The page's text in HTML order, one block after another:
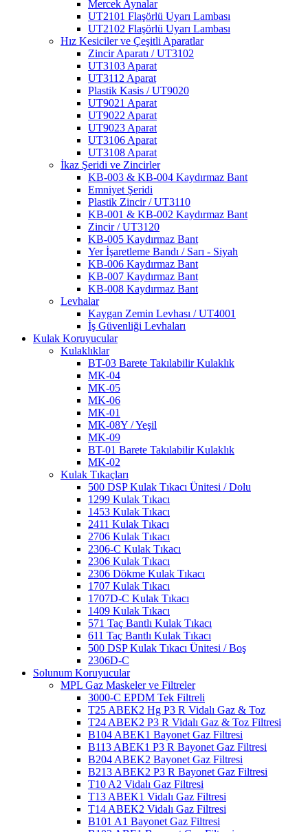
Mercek Aynalar
UT2101 Flaşörlü Uyarı Lambası
UT2102 Flaşörlü Uyarı Lambası
Hız Kesiciler ve Çeşitli Aparatlar
Zincir Aparatı / UT3102
UT3103 Aparat
UT3112 Aparat
Plastik Kasis / UT9020
UT9021 Aparat
UT9022 Aparat
UT9023 Aparat
UT3106 Aparat
UT3108 Aparat
İkaz Şeridi ve Zincirler
KB-003 & KB-004 Kaydırmaz Bant
Emniyet Şeridi
Plastik Zincir / UT3110
KB-001 & KB-002 Kaydırmaz Bant
Zincir / UT3120
KB-005 Kaydırmaz Bant
Yer İşaretleme Bandı / Sarı - Siyah
KB-006 Kaydırmaz Bant
KB-007 Kaydırmaz Bant
KB-008 Kaydırmaz Bant
Levhalar
Kaygan Zemin Levhası / UT4001
İş Güvenliği Levhaları
Kulak Koruyucular
Kulaklıklar
BT-03 Barete Takılabilir Kulaklık
MK-04
MK-05
MK-06
MK-01
MK-08Y / Yeşil
MK-09
BT-01 Barete Takılabilir Kulaklık
MK-02
Kulak Tıkaçları
500 DSP Kulak Tıkacı Ünitesi / Dolu
1299 Kulak Tıkacı
1453 Kulak Tıkacı
2411 Kulak Tıkacı
2706 Kulak Tıkacı
2306-C Kulak Tıkacı
2306 Kulak Tıkacı
2306 Dökme Kulak Tıkacı
1707 Kulak Tıkacı
1707D-C Kulak Tıkacı
1409 Kulak Tıkacı
571 Taç Bantlı Kulak Tıkacı
611 Taç Bantlı Kulak Tıkacı
500 DSP Kulak Tıkacı Ünitesi / Boş
2306D-C
Solunum Koruyucular
MPL Gaz Maskeler ve Filtreler
3000-C EPDM Tek Filtreli
T25 ABEK2 Hg P3 R Vidalı Gaz & Toz
T24 ABEK2 P3 R Vidalı Gaz & Toz Filtresi
B104 ABEK1 Bayonet Gaz Filtresi
B113 ABEK1 P3 R Bayonet Gaz Filtresi
B204 ABEK2 Bayonet Gaz Filtresi
B213 ABEK2 P3 R Bayonet Gaz Filtresi
T10 A2 Vidalı Gaz Filtresi
T13 ABEK1 Vidalı Gaz Filtresi
T14 ABEK2 Vidalı Gaz Filtresi
B101 A1 Bayonet Gaz Filtresi